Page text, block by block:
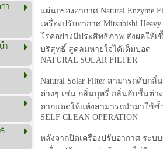
า
ำ
แผ่นกรองอากาศ Natural
เครื่องปรับอากาศ Mitsubishi
โรคอย่างมีประสิทธิภาพ ส่งผลให้
บริสุทธิ์ สูดลมหายใจได้เต็มปอด
NATURAL SOLAR FILTER
Natural Solar Filter สามารถดับก
ต่างๆ เช่น กลิ่นบุหรี่ กลิ่นอับชื้นต่า
ตากแดดให้แห้งสามารถนำมาใช้ซ้
SELF CLEAN OPERATION
หลังจากปิดเครื่องปรับอากาศ ระบ